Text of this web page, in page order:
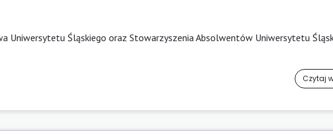
Uniwersytetu Śląskiego oraz Stowarzyszenia Absolwentów Uniwersytetu
Czytaj